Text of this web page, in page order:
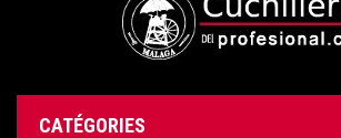
CATÉGORIES